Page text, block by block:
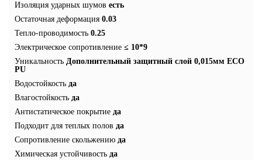
Изоляция ударных шумов есть
Остаточная деформация 0.03
Тепло-проводимость 0.25
Электрическое сопротивление ≤ 10*9
Уникальность Дополнительный защитный слой 0,015мм ECO
PU
Водостойкость да
Влагостойкость да
Антистатическое покрытие да
Подходит для теплых полов да
Сопротивление скольжению да
Химическая устойчивость да